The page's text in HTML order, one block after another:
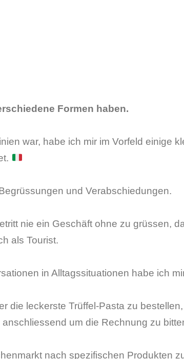
Formen haben.
war, habe ich mir im Vorfeld einige
und Verabschiedungen.
nie ein Geschäft ohne zu grüssen,
als Tourist.
in Alltagssituationen habe ich
die leckerste Trüffel-Pasta zu
um die Rechnung zu
nach spezifischen Produkten